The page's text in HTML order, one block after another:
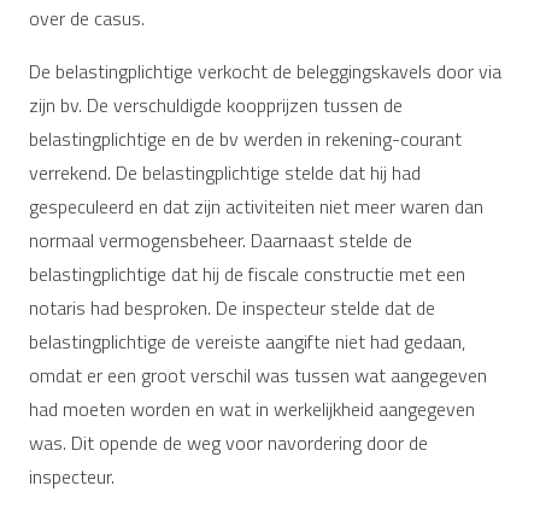
over de casus.
De belastingplichtige verkocht de beleggingskavels door via
zijn bv. De verschuldigde koopprijzen tussen de
belastingplichtige en de bv werden in rekening-courant
verrekend. De belastingplichtige stelde dat hij had
gespeculeerd en dat zijn activiteiten niet meer waren dan
normaal vermogensbeheer. Daarnaast stelde de
belastingplichtige dat hij de fiscale constructie met een
notaris had besproken. De inspecteur stelde dat de
belastingplichtige de vereiste aangifte niet had gedaan,
omdat er een groot verschil was tussen wat aangegeven
had moeten worden en wat in werkelijkheid aangegeven
was. Dit opende de weg voor navordering door de
inspecteur.